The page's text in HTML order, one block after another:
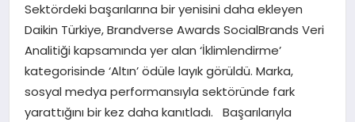
Sektördeki başarılarına bir yenisini daha ekleyen
Daikin Türkiye, Brandverse Awards SocialBrands Veri
Analitiği kapsamında yer alan ‘İklimlendirme’
kategorisinde ‘Altın’ ödüle layık görüldü. Marka,
sosyal medya performansıyla sektöründe fark
yarattığını bir kez daha kanıtladı. Başarılarıyla